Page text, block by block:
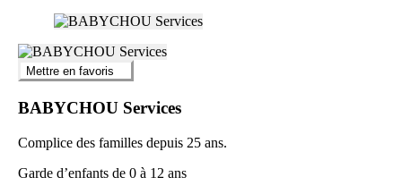
Mettre en favoris
BABYCHOU Services
Complice des familles depuis 25 ans.
Garde d’enfants de 0 à 12 ans